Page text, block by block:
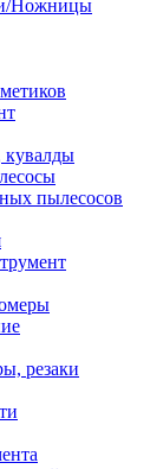
Ножницы
пылесосов
резаки